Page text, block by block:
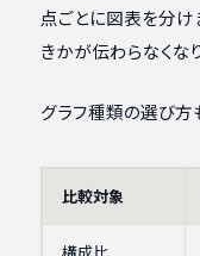
点ごとに図表を分け
きかが伝わらなくな
グラフ種類の選び方
比較対象